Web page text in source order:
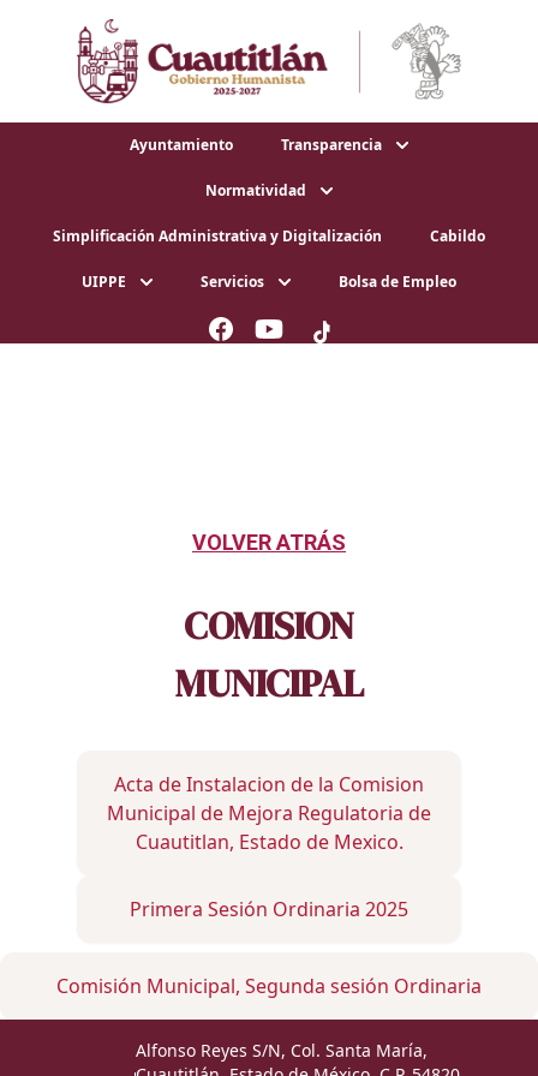
Ayuntamiento Transparencia
Normatividad
Simplificación Administrativa y Digitalización Cabildo
UIPPE Servicios Bolsa de Empleo
VOLVER ATRÁS
COMISION
MUNICIPAL
Acta de Instalacion de la Comision
Municipal de Mejora Regulatoria de
Cuautitlan, Estado de Mexico.
Primera Sesión Ordinaria 2025
Comisión Municipal, Segunda sesión Ordinaria
Alfonso Reyes S/N, Col. Santa María,